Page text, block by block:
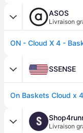
ASOS
Livraison
SSENSE
On Baskets Cloud x
S Livraison